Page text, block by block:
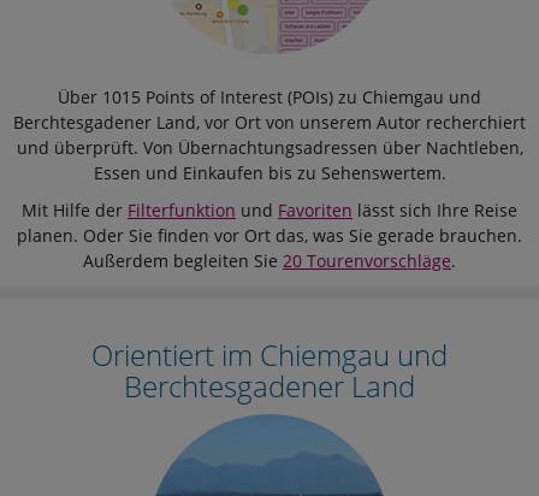
Über 1015 Points of Interest (POIs) zu Chiemgau und
Berchtesgadener Land, vor Ort von unserem Autor recherchiert
und überprüft. Von Übernachtungsadressen über Nachtleben,
Essen und Einkaufen bis zu Sehenswertem.
Mit Hilfe der Filterfunktion und Favoriten lässt sich Ihre Reise
planen. Oder Sie finden vor Ort das, was Sie gerade brauchen.
Außerdem begleiten Sie 20 Tourenvorschläge.
Orientiert im Chiemgau und
Berchtesgadener Land